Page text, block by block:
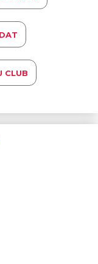
CLUB